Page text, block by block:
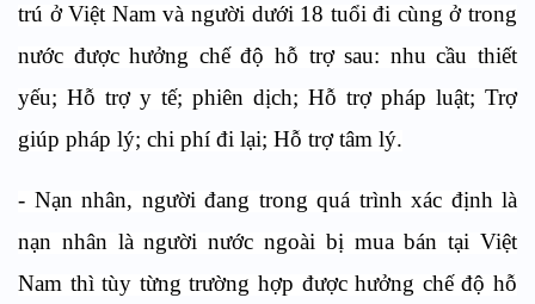
trú ở Việt Nam và người dưới 18 tuổi đi cùng ở trong
nước được hưởng chế độ hỗ trợ sau: nhu cầu thiết
yếu; Hỗ trợ y tế; phiên dịch; Hỗ trợ pháp luật; Trợ
giúp pháp lý; chi phí đi lại; Hỗ trợ tâm lý.
- Nạn nhân, người đang trong quá trình xác định là
nạn nhân là người nước ngoài bị mua bán tại Việt
Nam thì tùy từng trường hợp được hưởng chế độ hỗ